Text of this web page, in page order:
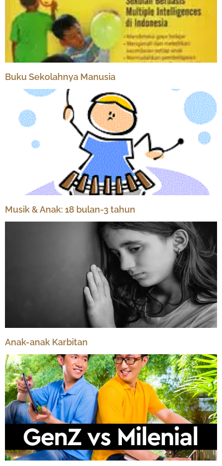
Buku Sekolahnya Manusia
Musik & Anak: 18 bulan-3 tahun
Anak-anak Karbitan